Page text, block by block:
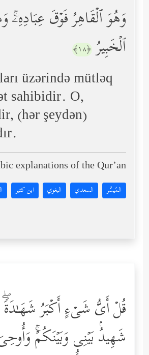
وَهُوَ ٱلۡقَاهِرُ فَوۡقَ عِبَادِهِۦۚ
ٱلۡخَبِیرُ ﴿١٨﴾
üzərində mütləq
sahibidir. O,
(hər şeydən)
explanations of the Qur’an:
المُيسَّر السعدي البغوي ابن كثير
قُلۡ أَیُّ شَیۡءٍ أَكۡبَرُ شَهَـٰدَةࣰۖ
شَهِیدُۢ بَیۡنِی وَبَیۡنَكُمۡۚ